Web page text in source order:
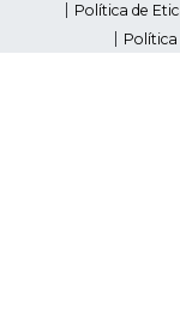
Política de
Política